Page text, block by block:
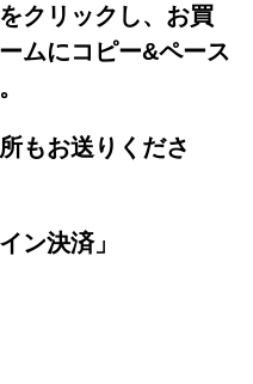
クリックし、 お買
ムにコピー&ペース
もお送りくださ
ン決済」